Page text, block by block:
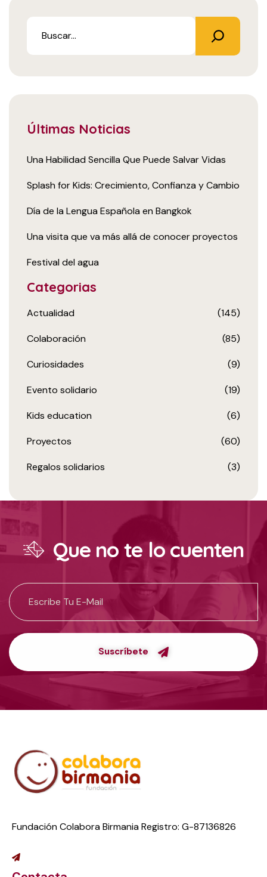
Últimas Noticias
Una Habilidad Sencilla Que Puede Salvar Vidas
Splash for Kids: Crecimiento, Confianza y Cambio
Día de la Lengua Española en Bangkok
Una visita que va más allá de conocer proyectos
Festival del agua
Categorias
Actualidad (145)
Colaboración (85)
Curiosidades (9)
Evento solidario (19)
Kids education (6)
Proyectos (60)
Regalos solidarios (3)
Que no te lo cuenten
Suscríbete
Fundación Colabora Birmania Registro: G-87136826